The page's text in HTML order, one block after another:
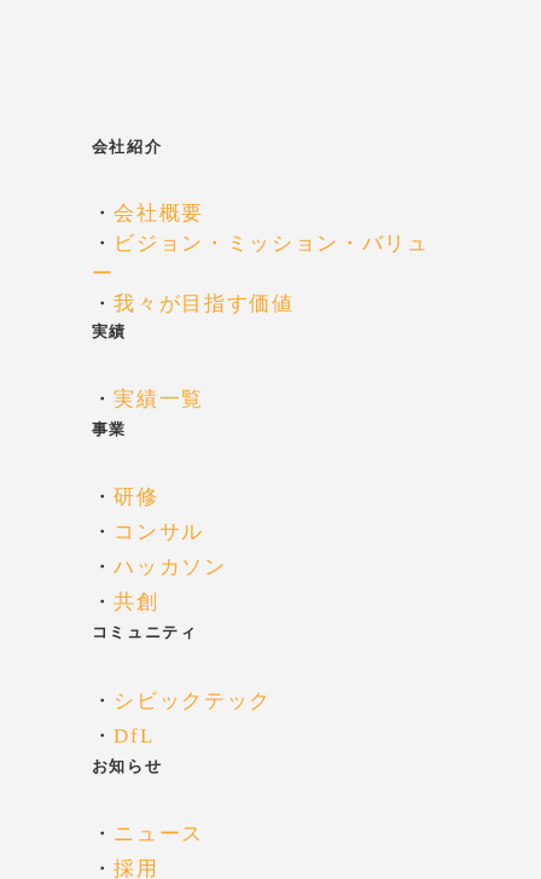
会社紹介
・会社概要
・ ビジョン・ミッション・バリュ
ー
・我々が目指す価値
実績
・実績一覧
事業
・研修
・ コンサル
・ハッカソン
・共創
コミュニティ
・ シビックテック
・DfL
お知らせ
・ ニュース
・採用